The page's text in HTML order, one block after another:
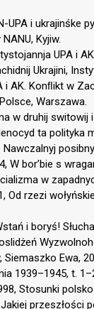
UPA i
Kyjiw.
UPA i
Ukrajini,
i AK. Konﬂikt w
Warszawa.
w druhij switowij
ta polityka
W bor’bie s
w
Od rzezi
i boryś!
Siemaszko Ewa,
1939–1945, t.
Stosunki
przeszłości